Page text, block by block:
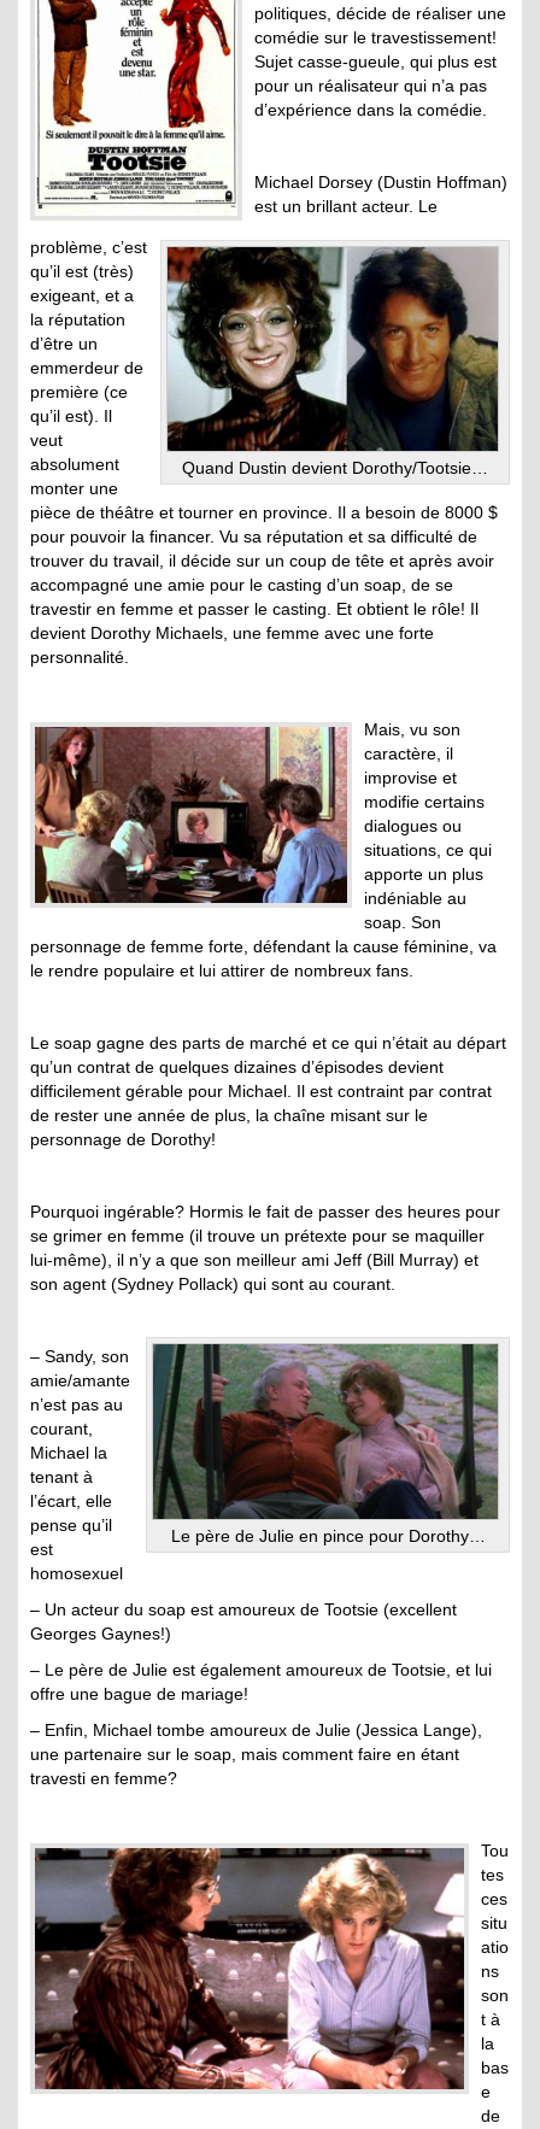
politiques, décide de réaliser une
comédie sur le travestissement!
Sujet casse-gueule, qui plus est
pour un réalisateur qui n’a pas
d’expérience dans la comédie.
Quand Dustin devient Dorothy/Tootsie…
Michael Dorsey (Dustin Hoffman)
est un brillant acteur. Le
problème, c’est
qu’il est (très)
exigeant, et a
la réputation
d’être un
emmerdeur de
première (ce
qu’il est). Il
veut
absolument
monter une
pièce de théâtre et tourner en province. Il a besoin de 8000 $
pour pouvoir la financer. Vu sa réputation et sa difficulté de
trouver du travail, il décide sur un coup de tête et après avoir
accompagné une amie pour le casting d’un soap, de se
travestir en femme et passer le casting. Et obtient le rôle! Il
devient Dorothy Michaels, une femme avec une forte
personnalité.
Mais, vu son
caractère, il
improvise et
modifie certains
dialogues ou
situations, ce qui
apporte un plus
indéniable au
soap. Son
personnage de femme forte, défendant la cause féminine, va
le rendre populaire et lui attirer de nombreux fans.
Le soap gagne des parts de marché et ce qui n’était au départ
qu’un contrat de quelques dizaines d’épisodes devient
difficilement gérable pour Michael. Il est contraint par contrat
de rester une année de plus, la chaîne misant sur le
personnage de Dorothy!
Pourquoi ingérable? Hormis le fait de passer des heures pour
se grimer en femme (il trouve un prétexte pour se maquiller
lui-même), il n’y a que son meilleur ami Jeff (Bill Murray) et
son agent (Sydney Pollack) qui sont au courant.
Le père de Julie en pince pour Dorothy…
– Sandy, son
amie/amante
n’est pas au
courant,
Michael la
tenant à
l’écart, elle
pense qu’il
est
homosexuel
– Un acteur du soap est amoureux de Tootsie (excellent
Georges Gaynes!)
– Le père de Julie est également amoureux de Tootsie, et lui
offre une bague de mariage!
– Enfin, Michael tombe amoureux de Julie (Jessica Lange),
une partenaire sur le soap, mais comment faire en étant
travesti en femme?
Tou
tes
ces
situ
atio
ns
son
t à
la
bas
e
de